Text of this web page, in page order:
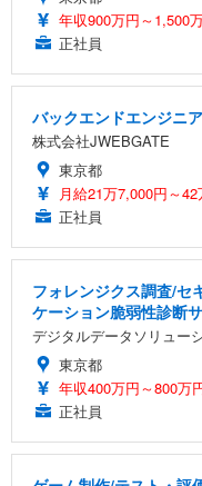
年収900万円～1,500
正社員
バックエンドエンジニア
株式会社JWEBGATE
東京都
月給21万7,000円～42
正社員
フォレンジクス調査/セ
ケーション脆弱性診断
デジタルデータソリュー
東京都
年収400万円～800万
正社員